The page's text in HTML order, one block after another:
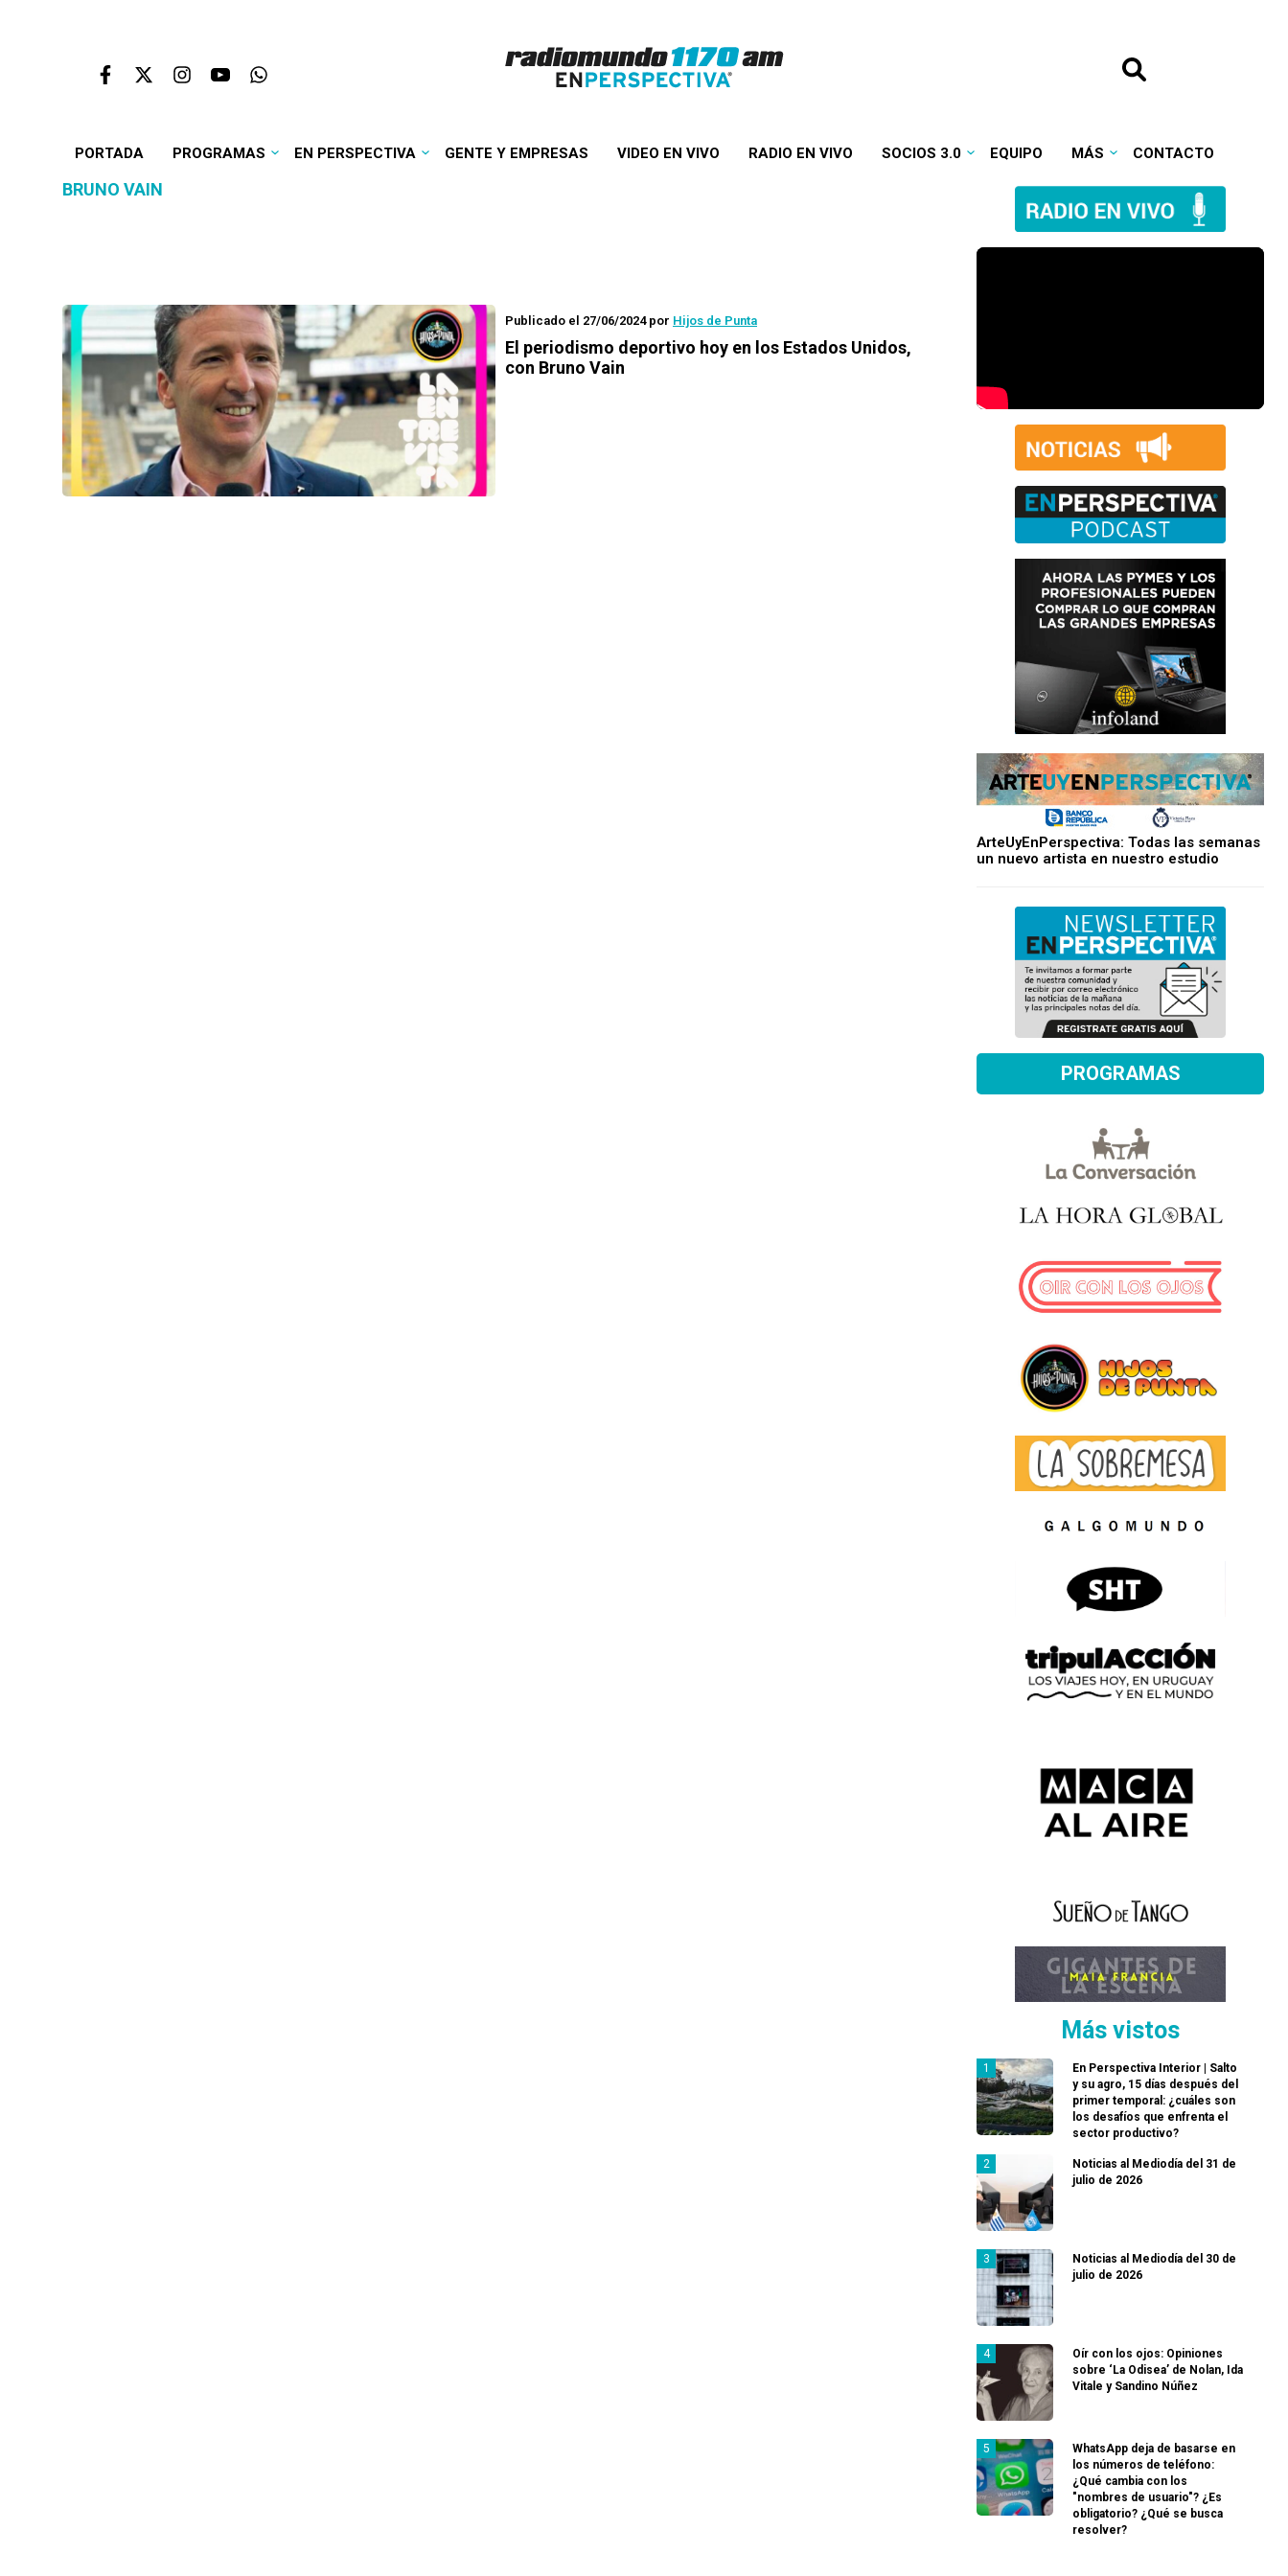
PORTADA PROGRAMAS EN PERSPECTIVA GENTE Y EMPRESAS VIDEO EN VIVO RADIO EN VIVO SOCIOS 3.0 EQUIPO MÁS CONTACTO
BRUNO VAIN
Publicado el 27/06/2024por Hijos de Punta
El periodismo deportivo hoy en los Estados Unidos,
con Bruno Vain
ArteUyEnPerspectiva: Todas las semanas
un nuevo artista en nuestro estudio
PROGRAMAS
Más vistos
En Perspectiva Interior | Salto
y su agro, 15 días después del
primer temporal: ¿cuáles son
los desafíos que enfrenta el
sector productivo?
Noticias al Mediodía del 31 de
julio de 2026
Noticias al Mediodía del 30 de
julio de 2026
Oír con los ojos: Opiniones
sobre ‘La Odisea’ de Nolan, Ida
Vitale y Sandino Núñez
WhatsApp deja de basarse en
los números de teléfono:
¿Qué cambia con los
"nombres de usuario"? ¿Es
obligatorio? ¿Qué se busca
resolver?